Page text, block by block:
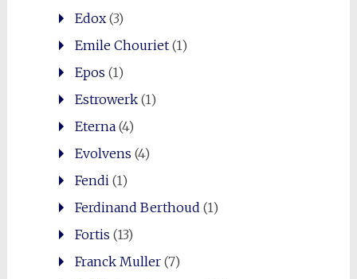
Edox(3)
Emile Chouriet(1)
Epos (1)
Estrowerk(1)
Eterna(4)
Evolvens (4)
Fendi (1)
Ferdinand Berthoud (1)
Fortis (13)
Franck Muller(7)